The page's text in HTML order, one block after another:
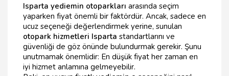
Isparta yediemin otoparkları arasında seçim
yaparken fiyat önemli bir faktördür. Ancak, sadece en
ucuz seçeneği değerlendirmek yerine, sunulan
otopark hizmetleri Isparta standartlarını ve
güvenliği de göz önünde bulundurmak gerekir. Şunu
unutmamak önemlidir: En düşük fiyat her zaman en
iyi hizmet anlamına gelmeyebilir.